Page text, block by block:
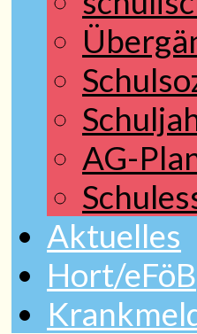
AG-
Aktuelles
Hort/eFöB